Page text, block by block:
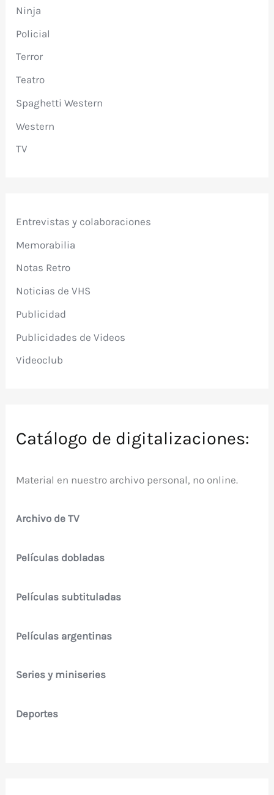
Ninja
Policial
Terror
Teatro
Spaghetti Western
Western
TV
Entrevistas y colaboraciones
Memorabilia
Notas Retro
Noticias de VHS
Publicidad
Publicidades de Videos
Videoclub
Catálogo de digitalizaciones:
Material en nuestro archivo personal, no online.
Archivo de TV
Películas dobladas
Películas subtituladas
Películas argentinas
Series y miniseries
Deportes